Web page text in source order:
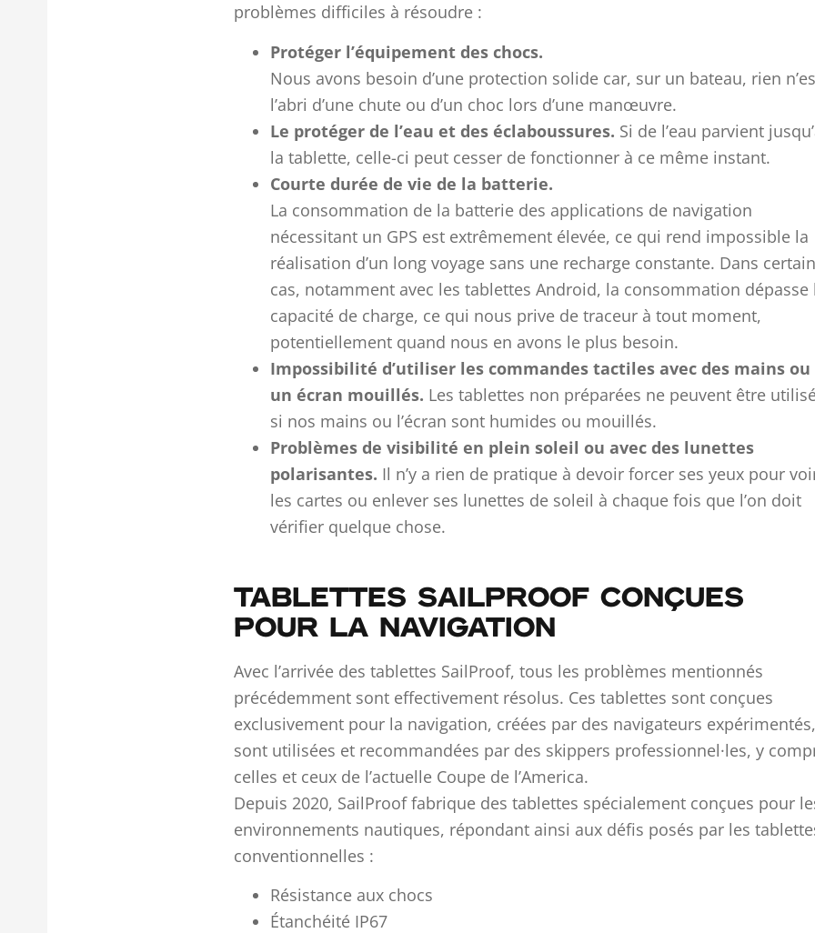
problèmes difficiles à résoudre :
Protéger l’équipement des chocs.
Nous avons besoin d’une protection solide car, sur un bateau, rien
l’abri d’une chute ou d’un choc lors d’une manœuvre.
Le protéger de l’eau et des éclaboussures. Si de l’eau parvient
la tablette, celle-ci peut cesser de fonctionner à ce même instant.
Courte durée de vie de la batterie.
La consommation de la batterie des applications de navigation
nécessitant un GPS est extrêmement élevée, ce qui rend impossible la
réalisation d’un long voyage sans une recharge constante. Dans
cas, notamment avec les tablettes Android, la consommation dépasse
capacité de charge, ce qui nous prive de traceur à tout moment,
potentiellement quand nous en avons le plus besoin.
Impossibilité d’utiliser les commandes tactiles avec des mains ou
un écran mouillés. Les tablettes non préparées ne peuvent être
si nos mains ou l’écran sont humides ou mouillés.
Problèmes de visibilité en plein soleil ou avec des lunettes
polarisantes. Il n’y a rien de pratique à devoir forcer ses yeux pour
les cartes ou enlever ses lunettes de soleil à chaque fois que l’on doit
vérifier quelque chose.
TABLETTES SAILPROOF CONÇUES
POUR LA NAVIGATION
Avec l’arrivée des tablettes SailProof, tous les problèmes mentionnés
précédemment sont effectivement résolus. Ces tablettes sont conçues
exclusivement pour la navigation, créées par des navigateurs
sont utilisées et recommandées par des skippers professionnel·les, y
celles et ceux de l’actuelle Coupe de l’America.
Depuis 2020, SailProof fabrique des tablettes spécialement conçues pour
environnements nautiques, répondant ainsi aux défis posés par les
conventionnelles :
Résistance aux chocs
Étanchéité IP67